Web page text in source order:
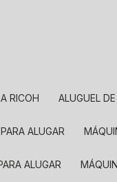
RICOH ALUGUEL
ALUGAR
ALUGAR